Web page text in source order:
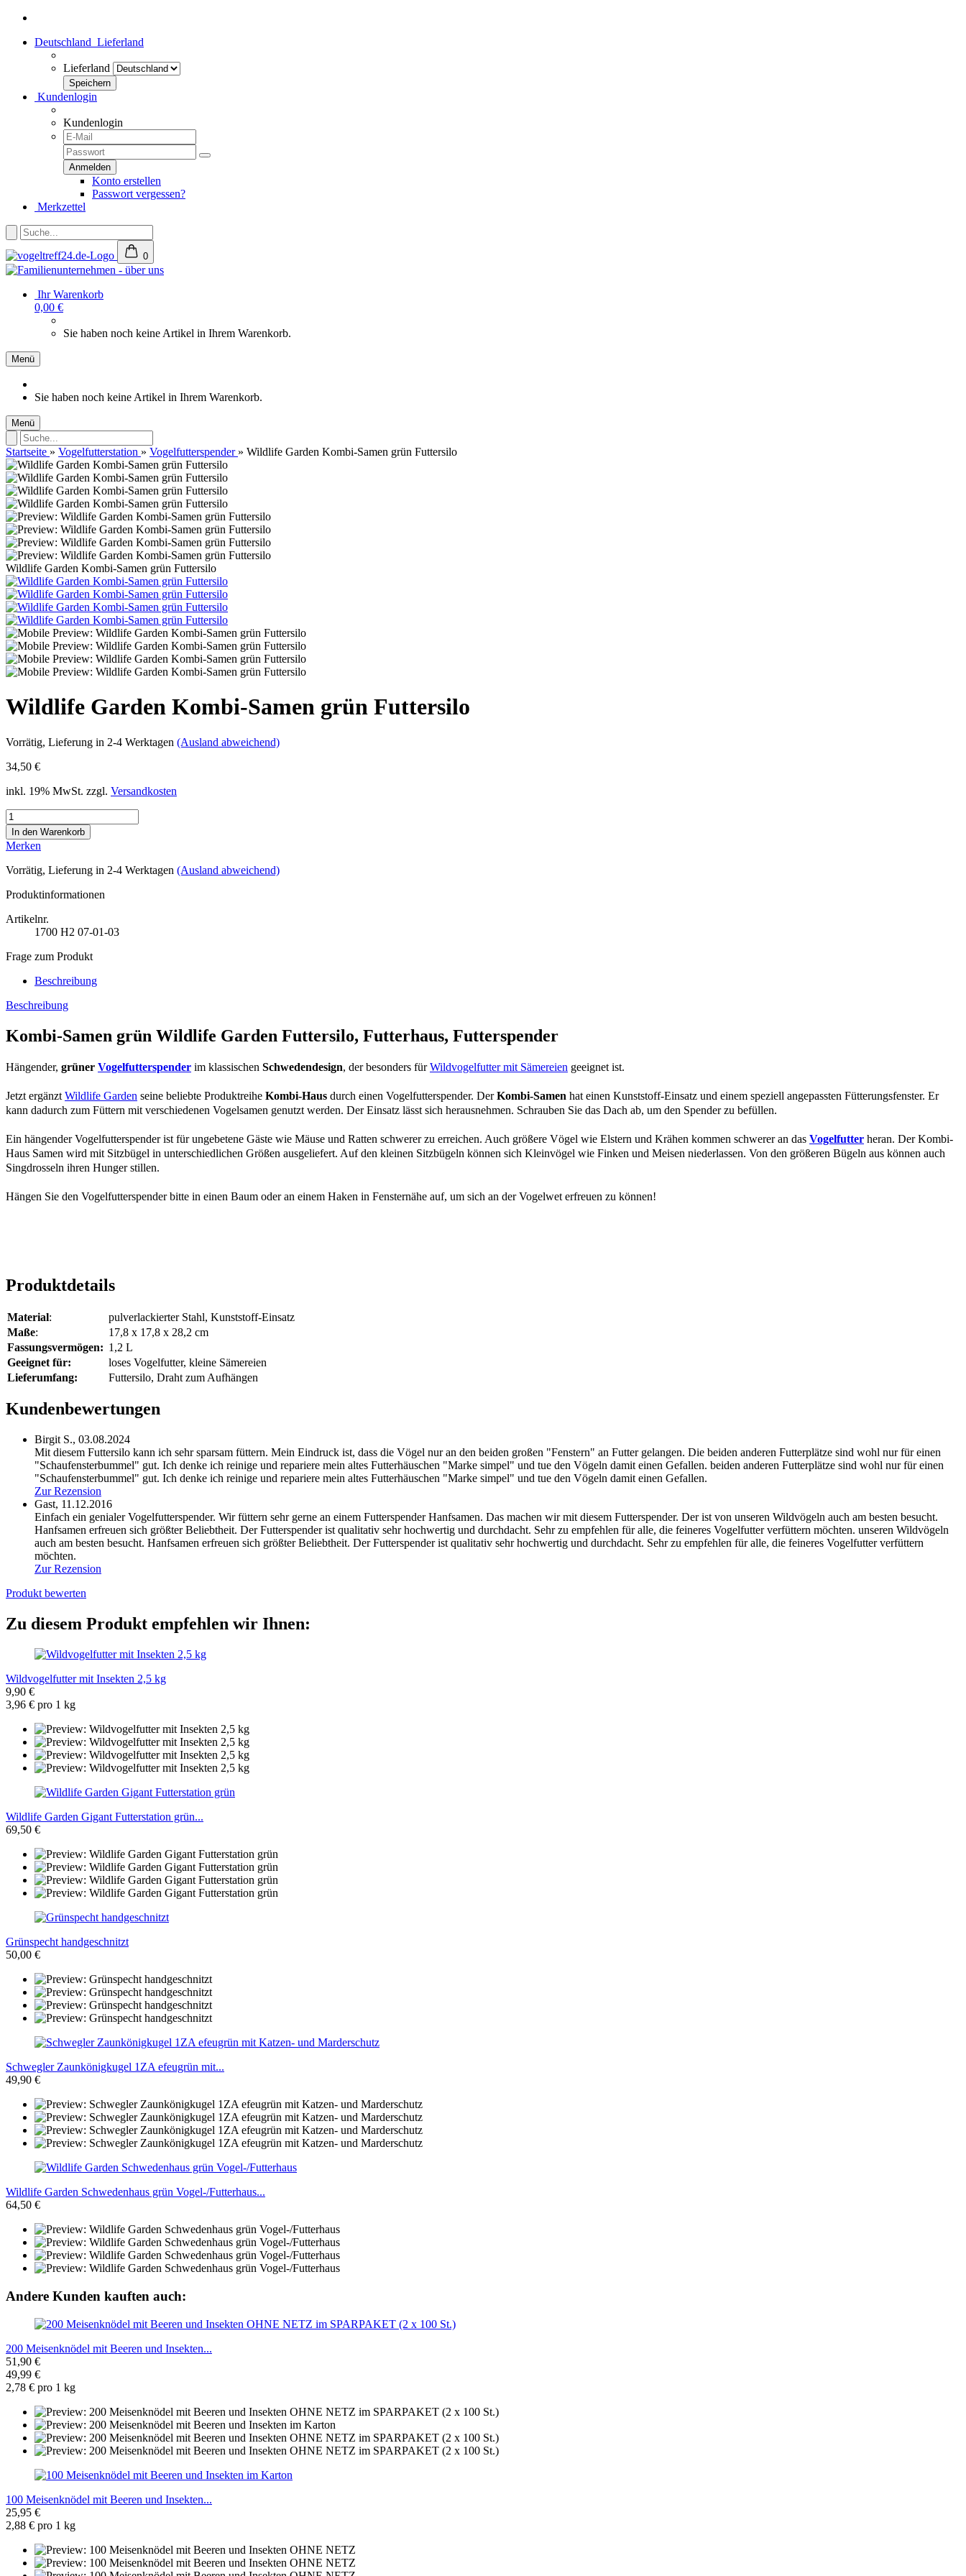
Deutschland Lieferland
Lieferland
Kundenlogin
Kundenlogin
Konto erstellen
Passwort vergessen?
Merkzettel
0
Ihr Warenkorb
0,00 €
Sie haben noch keine Artikel in Ihrem Warenkorb.
Menü
Sie haben noch keine Artikel in Ihrem Warenkorb.
Menü
Startseite » Vogelfutterstation » Vogelfutterspender » Wildlife Garden Kombi-Samen grün Futtersilo
Wildlife Garden Kombi-Samen grün Futtersilo
Wildlife Garden Kombi-Samen grün Futtersilo
Vorrätig, Lieferung in 2-4 Werktagen (Ausland abweichend)
34,50 €
inkl. 19% MwSt. zzgl. Versandkosten
Merken
Vorrätig, Lieferung in 2-4 Werktagen (Ausland abweichend)
Produktinformationen
Artikelnr.
1700 H2 07-01-03
Frage zum Produkt
Beschreibung
Beschreibung
Kombi-Samen grün Wildlife Garden Futtersilo, Futterhaus, Futterspender
Hängender, grüner Vogelfutterspender im klassischen Schwedendesign, der besonders fürWildvogelfutter mit Sämereien geeignet ist.
Jetzt ergänzt Wildlife Garden seine beliebte Produktreihe Kombi-Haus durch einen Vogelfutterspender. DerKombi-Samen hat einen Kunststoff-Einsatz und einem speziell angepassten Fütterungsfenster. Er
kann dadurch zum Füttern mit verschiedenen Vogelsamen genutzt werden. Der Einsatz lässt sich herausnehmen. Schrauben Sie das Dach ab, um den Spender zu befüllen.
Ein hängender Vogelfutterspender ist für ungebetene Gäste wie Mäuse und Ratten schwerer zu erreichen. Auch größere Vögel wie Elstern und Krähen kommen schwerer an das Vogelfutter heran. Der Kombi-
Haus Samen wird mit Sitzbügel in unterschiedlichen Größen ausgeliefert. Auf den kleinen Sitzbügeln können sich Kleinvögel wie Finken und Meisen niederlassen. Von den größeren Bügeln aus können auch
Singdrosseln ihren Hunger stillen.
Hängen Sie den Vogelfutterspender bitte in einen Baum oder an einem Haken in Fensternähe auf, um sich an der Vogelwet erfreuen zu können!
Produktdetails
Material:
pulverlackierter Stahl, Kunststoff-Einsatz
Maße:
17,8 x 17,8 x 28,2 cm
Fassungsvermögen: 1,2 L
Geeignet für:
loses Vogelfutter, kleine Sämereien
Lieferumfang:
Futtersilo, Draht zum Aufhängen
Kundenbewertungen
Birgit S., 03.08.2024
Mit diesem Futtersilo kann ich sehr sparsam füttern. Mein Eindruck ist, dass die Vögel nur an den beiden großen "Fenstern" an Futter gelangen. Die beiden anderen Futterplätze sind wohl nur für einen
"Schaufensterbummel" gut. Ich denke ich reinige und repariere mein altes Futterhäuschen "Marke simpel" und tue den Vögeln damit einen Gefallen. beiden anderen Futterplätze sind wohl nur für einen
"Schaufensterbummel" gut. Ich denke ich reinige und repariere mein altes Futterhäuschen "Marke simpel" und tue den Vögeln damit einen Gefallen.
Zur Rezension
Gast, 11.12.2016
Einfach ein genialer Vogelfutterspender. Wir füttern sehr gerne an einem Futterspender Hanfsamen. Das machen wir mit diesem Futterspender. Der ist von unseren Wildvögeln auch am besten besucht.
Hanfsamen erfreuen sich größter Beliebtheit. Der Futterspender ist qualitativ sehr hochwertig und durchdacht. Sehr zu empfehlen für alle, die feineres Vogelfutter verfüttern möchten. unseren Wildvögeln
auch am besten besucht. Hanfsamen erfreuen sich größter Beliebtheit. Der Futterspender ist qualitativ sehr hochwertig und durchdacht. Sehr zu empfehlen für alle, die feineres Vogelfutter verfüttern
möchten.
Zur Rezension
Produkt bewerten
Zu diesem Produkt empfehlen wir Ihnen:
Wildvogelfutter mit Insekten 2,5 kg
9,90 €
3,96 € pro 1 kg
Wildlife Garden Gigant Futterstation grün...
69,50 €
Grünspecht handgeschnitzt
50,00 €
Schwegler Zaunkönigkugel 1ZA efeugrün mit...
49,90 €
Wildlife Garden Schwedenhaus grün Vogel-/Futterhaus...
64,50 €
Andere Kunden kauften auch:
200 Meisenknödel mit Beeren und Insekten...
51,90 €
49,99 €
2,78 € pro 1 kg
100 Meisenknödel mit Beeren und Insekten...
25,95 €
2,88 € pro 1 kg